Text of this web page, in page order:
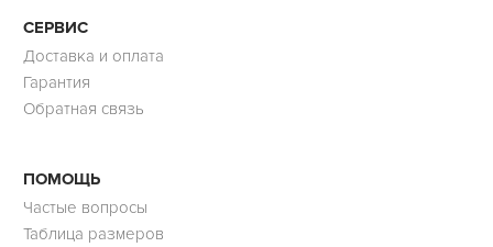
СЕРВИС
Доставка и оплата
Гарантия
Обратная связь
ПОМОЩЬ
Частые вопросы
Таблица размеров